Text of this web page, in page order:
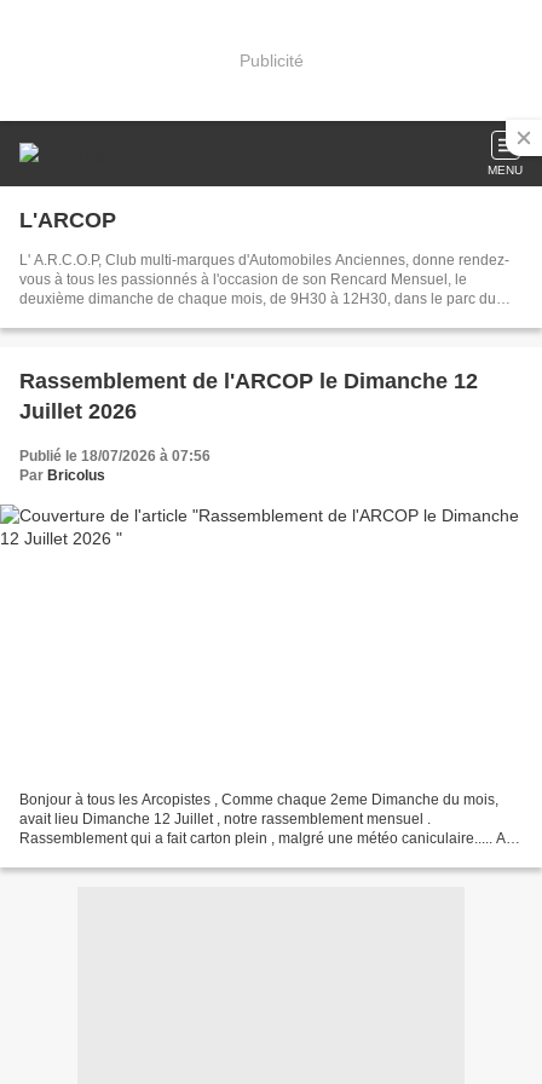
Publicité
MENU
L'ARCOP
L' A.R.C.O.P, Club multi-marques d'Automobiles Anciennes, donne rendez-
vous à tous les passionnés à l'occasion de son Rencard Mensuel, le
deuxième dimanche de chaque mois, de 9H30 à 12H30, dans le parc du
Bouchard (95130). Notre Club étant consacré aux Automobiles Anciennes,
de 30 ans. Merci de votre compréhension.
Rassemblement de l'ARCOP le Dimanche 12
Juillet 2026
Publié le 18/07/2026 à 07:56
Par Bricolus
Bonjour à tous les Arcopistes , Comme chaque 2eme Dimanche du mois,
avait lieu Dimanche 12 Juillet , notre rassemblement mensuel .
Rassemblement qui a fait carton plein , malgré une météo caniculaire..... A